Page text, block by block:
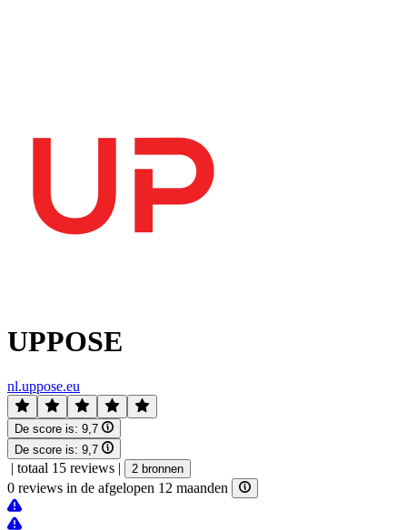
UPPOSE
nl.uppose.eu
De score is: 9,7
De score is: 9,7
| totaal 15 reviews | 2 bronnen
0 reviews in de afgelopen 12 maanden